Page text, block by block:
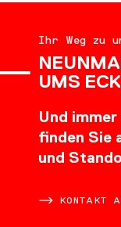
Ihr Weg zu
UMS ECK
Und
finden Sie
und
KONTAKT